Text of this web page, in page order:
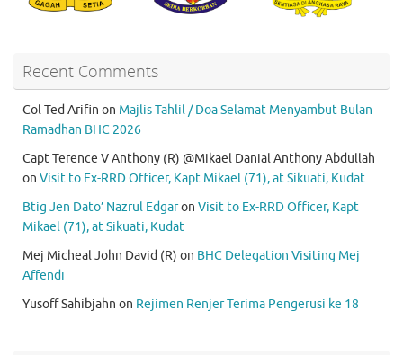
Recent Comments
Col Ted Arifin on Majlis Tahlil / Doa Selamat Menyambut Bulan
Ramadhan BHC 2026
Capt Terence V Anthony (R) @Mikael Danial Anthony Abdullah
on Visit to Ex-RRD Officer, Kapt Mikael (71), at Sikuati, Kudat
Btig Jen Dato’ Nazrul Edgaron Visit to Ex-RRD Officer, Kapt
Mikael (71), at Sikuati, Kudat
Mej Micheal John David (R) on BHC Delegation Visiting Mej
Affendi
Yusoff Sahibjahn on Rejimen Renjer Terima Pengerusi ke 18